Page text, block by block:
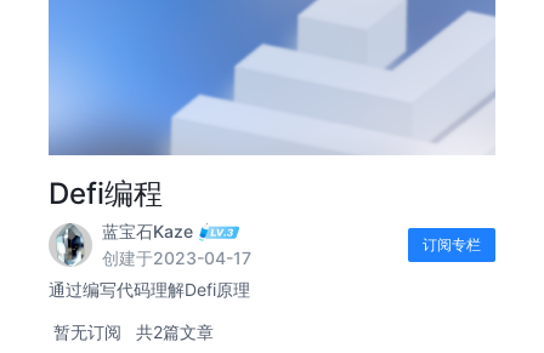
Defi编程
蓝宝石Kaze
创建于2023-04-17
订阅专栏
通过编写代码理解Defi原理
暂无订阅 共2篇文章